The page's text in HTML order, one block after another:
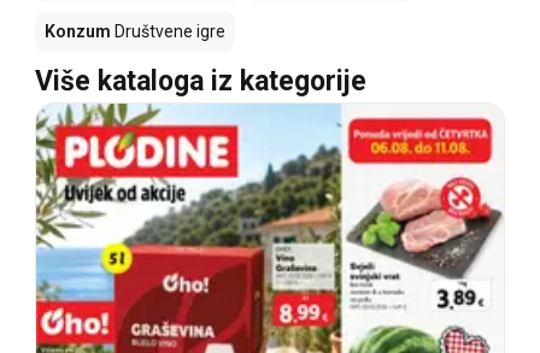
Konzum Društvene igre
Više kataloga iz kategorije